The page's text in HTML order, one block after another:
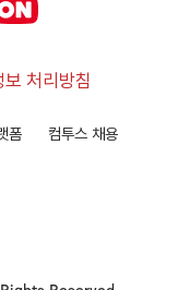
보 처리방침
폼 컴투스 채용